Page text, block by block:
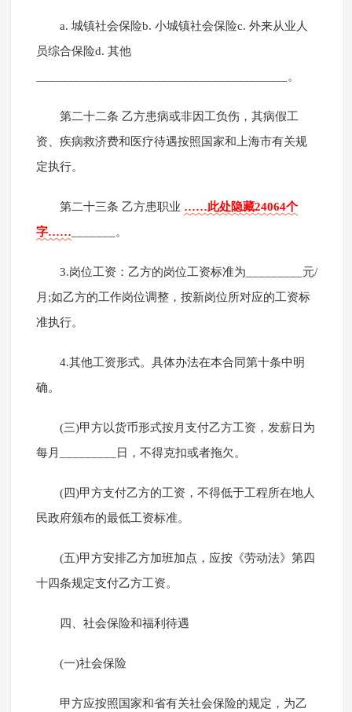
a. 城镇社会保险b. 小城镇社会保险c. 外来从业人
员综合保险d. 其他
________________________________________。
第二十二条 乙方患病或非因工负伤，其病假工
资、疾病救济费和医疗待遇按照国家和上海市有关规
定执行。
第二十三条 乙方患职业 ……此处隐藏24064个
字…… _______。
3.岗位工资：乙方的岗位工资标准为_________元/
月;如乙方的工作岗位调整，按新岗位所对应的工资标
准执行。
4.其他工资形式。具体办法在本合同第十条中明
确。
(三)甲方以货币形式按月支付乙方工资，发薪日为
每月_________日，不得克扣或者拖欠。
(四)甲方支付乙方的工资，不得低于工程所在地人
民政府颁布的最低工资标准。
(五)甲方安排乙方加班加点，应按《劳动法》第四
十四条规定支付乙方工资。
四、社会保险和福利待遇
(一)社会保险
甲方应按照国家和省有关社会保险的规定，为乙